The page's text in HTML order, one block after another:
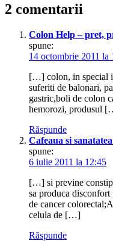
2 comentarii
Colon Help – pret,
spune:
14 octombrie 2011 la
[…] colon, in special
suferiti de balonari,
gastric,boli de colon
hemorozi, produsul
Răspunde
Cafeaua si
spune:
6 iulie 2011 la 12:45
[…] si previne
sa produca disconfort
de cancer
celula de […]
Răspunde